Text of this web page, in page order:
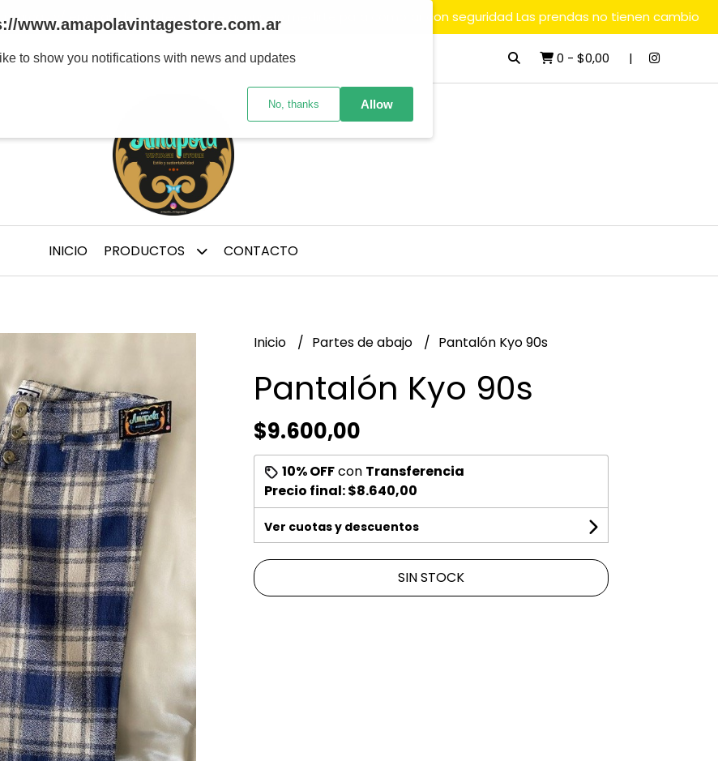
y/ épocas de confección, te aconsejo medirte para comprar con seguridad Las prendas no tienen cambio
0 - $0,00
INICIO PRODUCTOS CONTACTO
Inicio Partes de abajo Pantalón Kyo 90s
Pantalón Kyo 90s
$9.600,00
10% OFFcon Transferencia
Precio final:$8.640,00
Ver cuotas y descuentos
SIN STOCK
www.amapolavintagestore.com.ar
to show you notifications with news and updates
No, thanks Allow